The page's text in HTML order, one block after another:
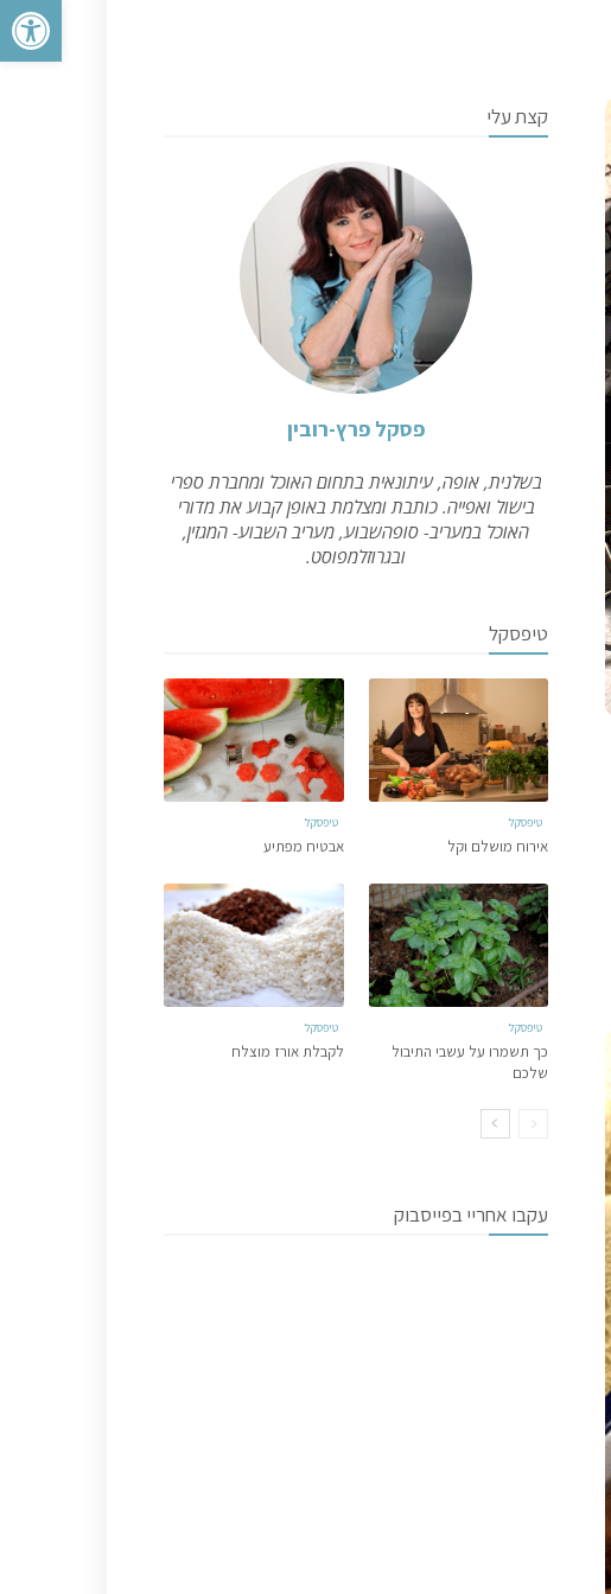
פתח
קצת עלי
פסקל פרץ-רובין
בשלנית, אופה, עיתונאית בתחום האוכל ומחברת ספרי
בישול ואפייה. כותבת ומצלמת באופן קבוע את מדורי
האוכל במעריב- סופהשבוע, מעריב השבוע- המגזין,
ובגרוזלמפוסט.
טיפסקל
טיפסקל
אירוח מושלם וקל
טיפסקל
אבטיח מפתיע
טיפסקל
כך תשמרו על עשבי התיבול
שלכם
טיפסקל
לקבלת אורז מוצלח
עקבו אחריי בפייסבוק